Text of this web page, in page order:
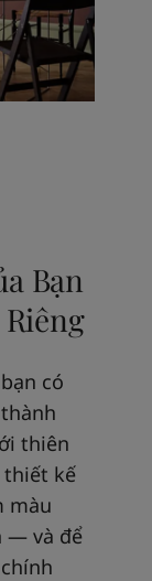
Bạn
có
thiên
thiết kế
màu
— và để